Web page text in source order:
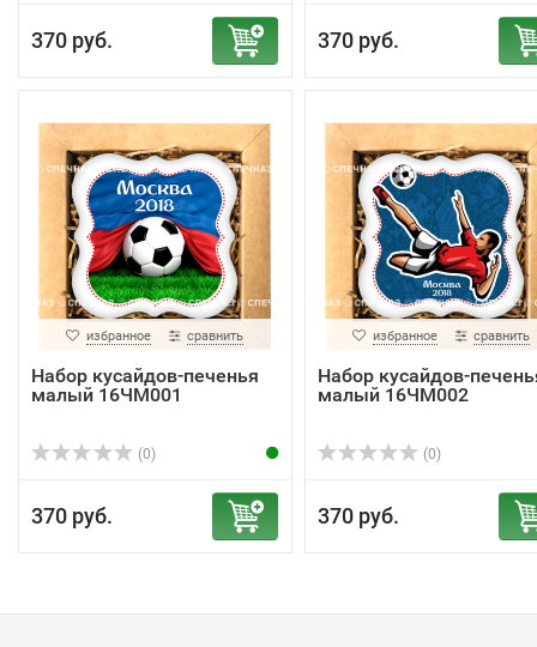
370 руб. 370 руб.
избранное сравнить
Набор кусайдов-печенья
малый 16ЧМ001
(0)
370 руб.
избранное сравнить
Набор кусайдов-
малый 16ЧМ002
(0)
370 руб.